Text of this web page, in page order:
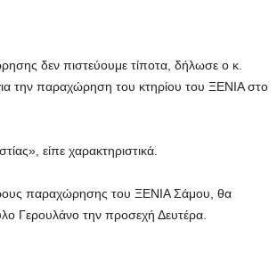
δεν πιστεύουμε τίποτα, δήλωσε ο κ.
την παραχώρηση του κτηρίου του ΞΕΝΙΑ στο
είπε χαρακτηριστικά.
παραχώρησης του ΞΕΝΙΑ Σάμου, θα
Γερουλάνο την προσεχή Δευτέρα.